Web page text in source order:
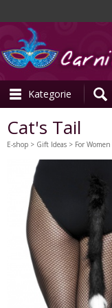
Kategorie
Cat's Tail
E-shop > Gift Ideas > For Women